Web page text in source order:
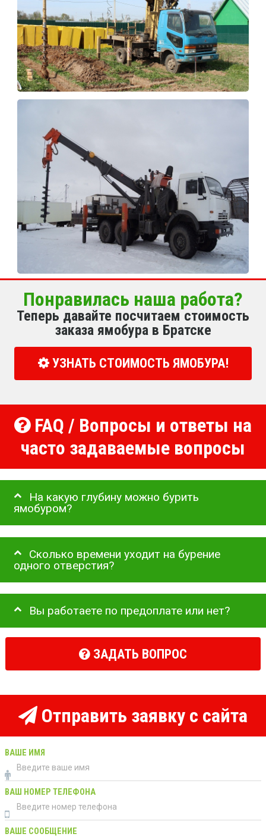
Понравилась наша работа?
Теперь давайте посчитаем стоимость
заказа ямобура в Братске
УЗНАТЬ СТОИМОСТЬ ЯМОБУРА!
FAQ / Вопросы и ответы на
часто задаваемые вопросы
На какую глубину можно бурить
ямобуром?
Сколько времени уходит на бурение
одного отверстия?
Вы работаете по предоплате или нет?
ЗАДАТЬ ВОПРОС
Отправить заявку с сайта
ВАШЕ ИМЯ
ВАШ НОМЕР ТЕЛЕФОНА
ВАШЕ СООБЩЕНИЕ